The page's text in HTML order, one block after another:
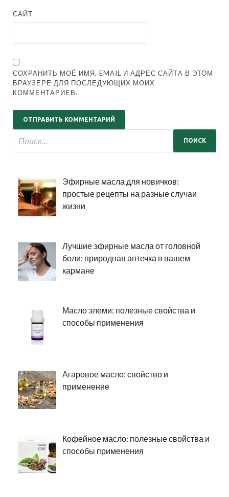
САЙТ
СОХРАНИТЬ МОЁ ИМЯ, EMAIL И АДРЕС САЙТА В ЭТОМ
БРАУЗЕРЕ ДЛЯ ПОСЛЕДУЮЩИХ МОИХ
КОММЕНТАРИЕВ.
Эфирные масла для новичков:
простые рецепты на разные случаи
жизни
Лучшие эфирные масла от головной
боли: природная аптечка в вашем
кармане
Масло элеми: полезные свойства и
способы применения
Агаровое масло: свойство и
применение
Кофейное масло: полезные свойства и
способы применения